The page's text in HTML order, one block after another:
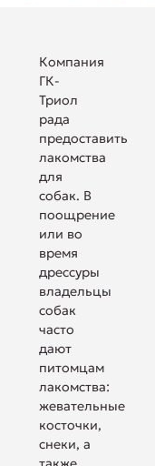
Компания
ГК-
Триол
рада
предоставить
лакомства
для
собак. В
поощрение
или во
время
дрессуры
владельцы
собак
часто
дают
питомцам
лакомства:
жевательные
косточки,
снеки, а